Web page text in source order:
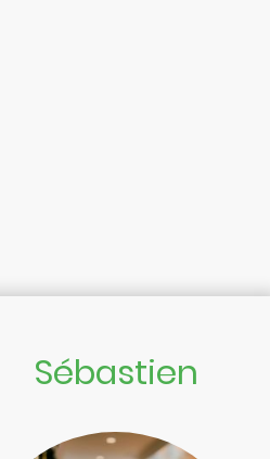
Sébastien